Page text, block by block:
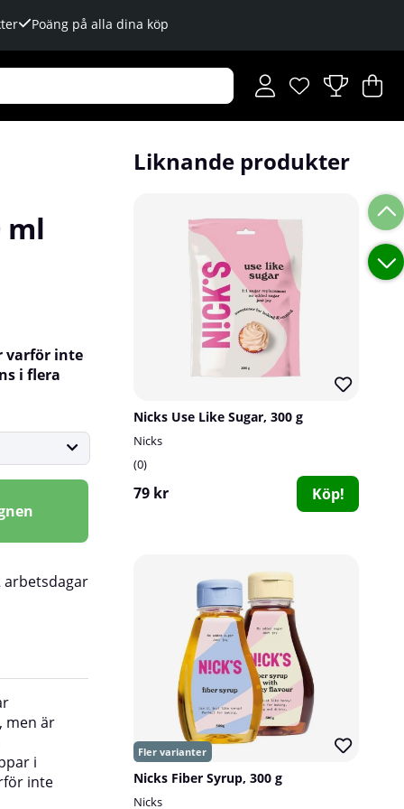
Poäng på alla dina köp
Önskelista
Antal i
.
.
ml
varför inte
i flera
arbetsdagar
Liknande produkter
Nicks Use Like Sugar, 300 g
Nicks
0
79 kr Köp!
Nicks Fiber Syrup, 300 g
Nicks
men är
i
inte
din pannkakssmet, muffinssmet eller kanske
- Kaffe: 2-3 droppar per kopp
- Yoghurt/kvarg: 5-10 droppar per portion
- Mineralvatten: 20 droppar per liter
- Bakning: ca 30-50 droppar i en normalstor